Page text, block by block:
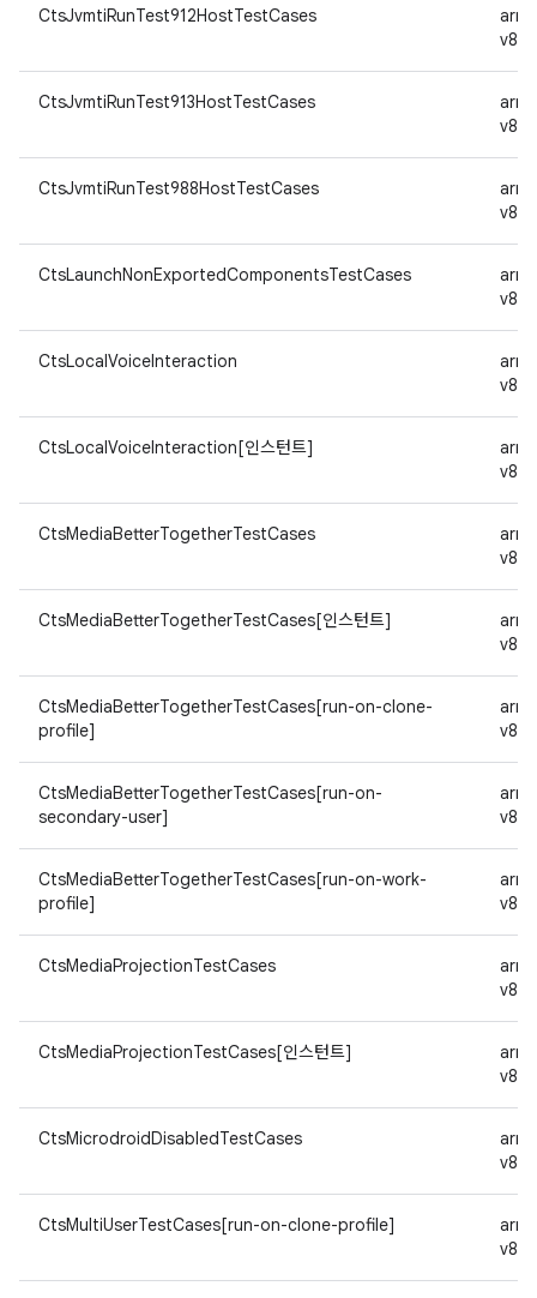
CtsJvmtiRunTest912HostTestCases
v8a
CtsJvmtiRunTest913HostTestCases
v8a
CtsJvmtiRunTest988HostTestCases
v8a
CtsLaunchNonExportedComponentsTestCases
v8a
CtsLocalVoiceInteraction
v8a
CtsLocalVoiceInteraction[인스턴트]
v8a
CtsMediaBetterTogetherTestCases
v8a
CtsMediaBetterTogetherTestCases[인스턴트]
v8a
CtsMediaBetterTogetherTestCases[run-on-clone-
profile]
v8a
CtsMediaBetterTogetherTestCases[run-on-
secondary-user]
v8a
CtsMediaBetterTogetherTestCases[run-on-work-
profile]
v8a
CtsMediaProjectionTestCases
v8a
CtsMediaProjectionTestCases[인스턴트]
v8a
CtsMicrodroidDisabledTestCases
v8a
CtsMultiUserTestCases[run-on-clone-profile]
v8a